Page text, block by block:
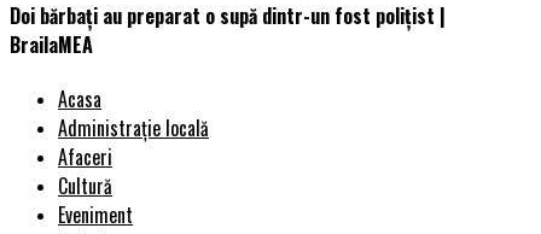
Doi bărbați au preparat o supă dintr-un fost polițist |
BrailaMEA
Acasa
Administrație locală
Afaceri
Cultură
Eveniment